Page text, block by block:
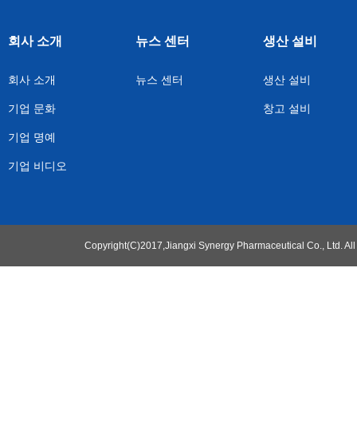
회사 소개
회사 소개
기업 문화
기업 명예
기업 비디오
뉴스 센터
뉴스 센터
생산 설비
생산 설비
창고 설비
Copyright(C)2017,Jiangxi Synergy Pharmaceutical Co., Ltd.All